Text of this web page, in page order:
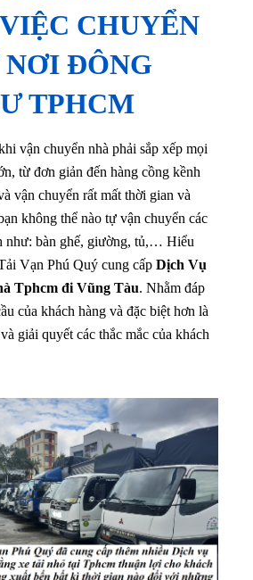
CHUYỂN
ĐÔNG
TPHCM
vận chuyển nhà phải sắp xếp mọi
từ đơn giản đến hàng cồng kềnh
vận chuyển rất mất thời gian và
không thể nào tự vận chuyển các
như: bàn ghế, giường, tủ,… Hiểu
Vạn Phú Quý cung cấp Dịch Vụ
Tphcm đi Vũng Tàu. Nhằm đáp
của khách hàng và đặc biệt hơn là
giải quyết các thắc mắc của khách